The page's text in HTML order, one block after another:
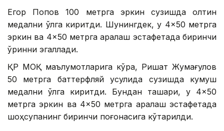
Егор Попов 100 метрга эркин сузишда олтин
медални қўлга киритди. Шунингдек, у 4×50 метрга
эркин ва 4×50 метрга аралаш эстафетада биринчи
ўринни эгаллади.
ҚР МОҚ маълумотларига кўра, Ришат Жумағулов
50 метрга баттерфляй усулида сузишда кумуш
медални қўлга киритди. Бундан ташқари, у 4×50
метрга эркин ва 4×50 метрга аралаш эстафетада
шоҳсупанинг биринчи поғонасига кўтарилди.